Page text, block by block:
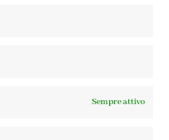
Sempre attivo
13, 23900 LECCO
| DESIGN BY